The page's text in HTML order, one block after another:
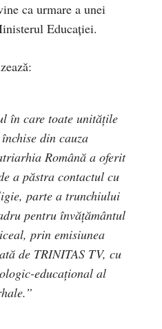
ca urmare a unei
Educației.
în care toate unităţile
din cauza
Română a oferit
a păstra contactul cu
parte a trunchiului
pentru învăţământul
prin emisiunea
de TRINITAS TV, cu
educaţional al